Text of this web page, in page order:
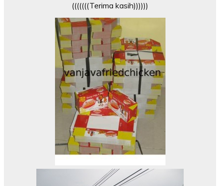
(((((((Terima kasih))))))